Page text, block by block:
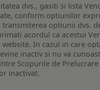
dvs., gasiti si lista
conform optiunilor
optiunii dvs.
acordul ca acestui
In cazul in care
inactiv si nu va
Scopurile de
inactivat.